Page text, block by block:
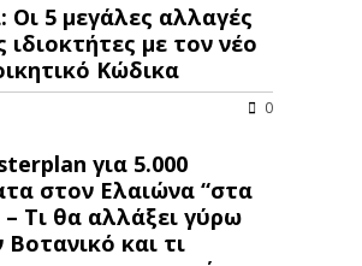
Οι 5 μεγάλες αλλαγές
ιδιοκτήτες με τον νέο
Κώδικα
0
για 5.000
στον Ελαιώνα “στα
– Τι θα αλλάξει γύρω
και τι